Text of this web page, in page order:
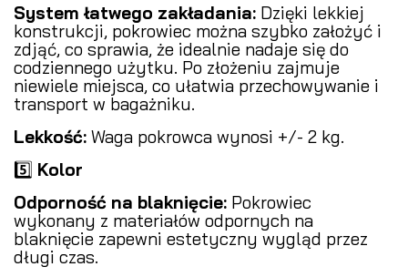
System łatwego zakładania: Dzięki lekkiej
konstrukcji, pokrowiec można szybko założyć i
zdjąć, co sprawia, że idealnie nadaje się do
codziennego użytku. Po złożeniu zajmuje
niewiele miejsca, co ułatwia przechowywanie i
transport w bagażniku.
Lekkość: Waga pokrowca wynosi +/- 2 kg.
5️⃣ Kolor
Odporność na blaknięcie: Pokrowiec
wykonany z materiałów odpornych na
blaknięcie zapewni estetyczny wygląd przez
długi czas.